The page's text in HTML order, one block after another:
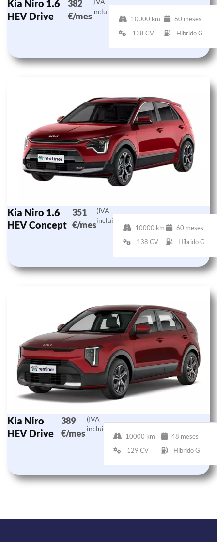
Kia Niro 1.6
HEV Drive
382
€/mes
(IVA
incluido)
10000 km
60 meses
138 CV
Híbrido G
Kia Niro 1.6
HEV Concept
351
€/mes
(IVA
incluido)
10000 km
60 meses
138 CV
Híbrido G
Kia Niro
HEV Drive
389
€/mes
(IVA
incluido)
10000 km
48 meses
129 CV
Híbrido G